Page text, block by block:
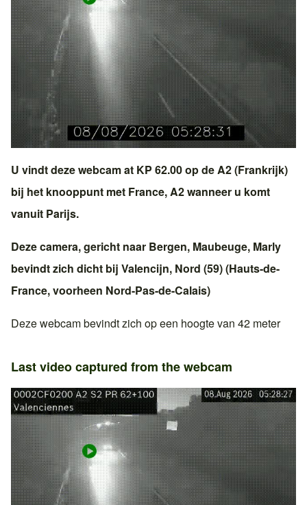
U vindt deze webcam at KP 62.00 op deA2 (Frankrijk)
bij het knooppunt met France, A2wanneer u komt
vanuit Parijs.
Deze camera, gericht naar Bergen, Maubeuge, Marly
bevindt zich dicht bij Valencijn, Nord (59)(Hauts-de-
France, voorheen Nord-Pas-de-Calais)
Deze webcam bevindt zich op een hoogte van 42 meter
Last video captured from the webcam